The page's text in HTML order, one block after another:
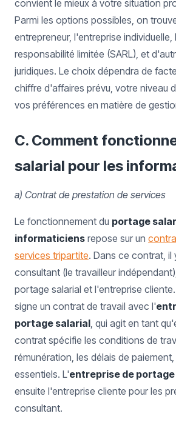
convient le mieux à votre situation
Parmi les options possibles, on
entrepreneur, l'entreprise
responsabilité limitée (SARL), et
juridiques. Le choix dépendra de
chiffre d'affaires prévu, votre niveau
vos préférences en matière de
C. Comment
salarial pour les
a) Contrat de prestation de services
Le fonctionnement du portage
informaticiens repose sur un
services tripartite. Dans ce contrat, il
consultant (le travailleur
portage salarial et l'entreprise
signe un contrat de travail avec l'
portage salarial, qui agit en tant
contrat spécifie les conditions de
rémunération, les délais de
essentiels. L'entreprise de
ensuite l'entreprise cliente pour les
consultant.